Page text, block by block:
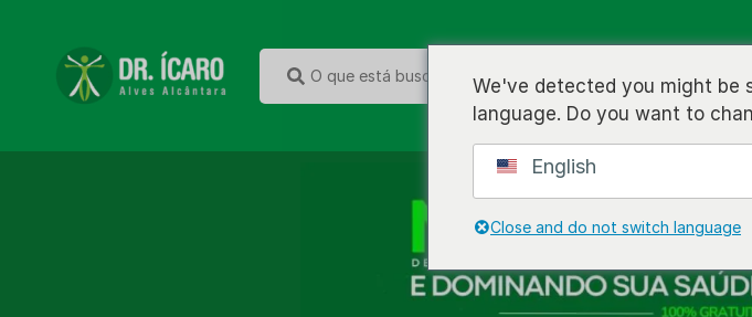
BLOG CURSOS LIVROS
We've detected you might be
language. Do you want to
English
Close and do not switch language